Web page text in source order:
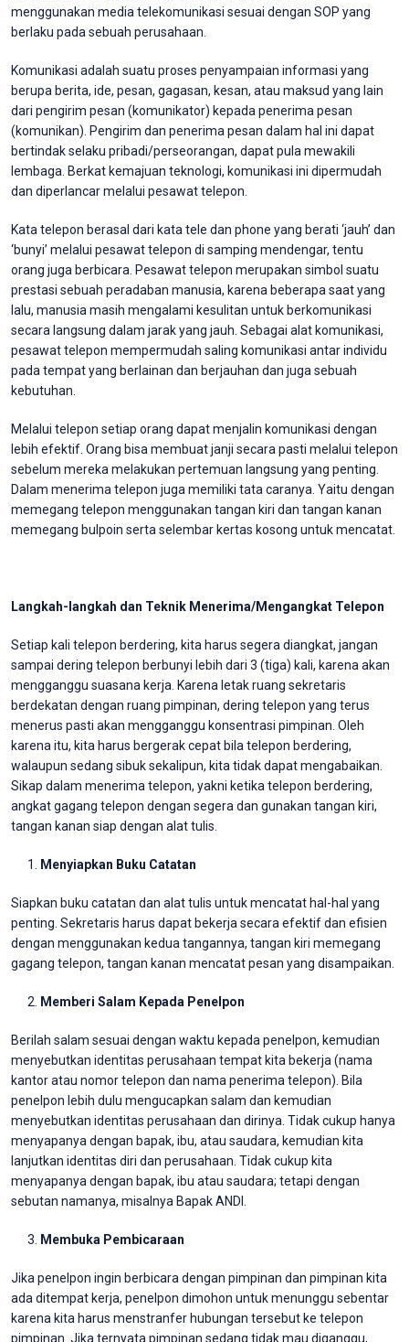
menggunakan media telekomunikasi sesuai dengan SOP yang
berlaku pada sebuah perusahaan.
Komunikasi adalah suatu proses penyampaian informasi yang
berupa berita, ide, pesan, gagasan, kesan, atau maksud yang lain
dari pengirim pesan (komunikator) kepada penerima pesan
(komunikan). Pengirim dan penerima pesan dalam hal ini dapat
bertindak selaku pribadi/perseorangan, dapat pula mewakili
lembaga. Berkat kemajuan teknologi, komunikasi ini dipermudah
dan diperlancar melalui pesawat telepon.
Kata telepon berasal dari kata tele dan phone yang berati ‘jauh’ dan
‘bunyi’ melalui pesawat telepon di samping mendengar, tentu
orang juga berbicara. Pesawat telepon merupakan simbol suatu
prestasi sebuah peradaban manusia, karena beberapa saat yang
lalu, manusia masih mengalami kesulitan untuk berkomunikasi
secara langsung dalam jarak yang jauh. Sebagai alat komunikasi,
pesawat telepon mempermudah saling komunikasi antar individu
pada tempat yang berlainan dan berjauhan dan juga sebuah
kebutuhan.
Melalui telepon setiap orang dapat menjalin komunikasi dengan
lebih efektif. Orang bisa membuat janji secara pasti melalui telepon
sebelum mereka melakukan pertemuan langsung yang penting.
Dalam menerima telepon juga memiliki tata caranya. Yaitu dengan
memegang telepon menggunakan tangan kiri dan tangan kanan
memegang bulpoin serta selembar kertas kosong untuk mencatat.
Langkah-langkah dan Teknik Menerima/Mengangkat Telepon
Setiap kali telepon berdering, kita harus segera diangkat, jangan
sampai dering telepon berbunyi lebih dari 3 (tiga) kali, karena akan
mengganggu suasana kerja. Karena letak ruang sekretaris
berdekatan dengan ruang pimpinan, dering telepon yang terus
menerus pasti akan mengganggu konsentrasi pimpinan. Oleh
karena itu, kita harus bergerak cepat bila telepon berdering,
walaupun sedang sibuk sekalipun, kita tidak dapat mengabaikan.
Sikap dalam menerima telepon, yakni ketika telepon berdering,
angkat gagang telepon dengan segera dan gunakan tangan kiri,
tangan kanan siap dengan alat tulis.
Menyiapkan Buku Catatan
Siapkan buku catatan dan alat tulis untuk mencatat hal-hal yang
penting. Sekretaris harus dapat bekerja secara efektif dan efisien
dengan menggunakan kedua tangannya, tangan kiri memegang
gagang telepon, tangan kanan mencatat pesan yang disampaikan.
Memberi Salam Kepada Penelpon
Berilah salam sesuai dengan waktu kepada penelpon, kemudian
menyebutkan identitas perusahaan tempat kita bekerja (nama
kantor atau nomor telepon dan nama penerima telepon). Bila
penelpon lebih dulu mengucapkan salam dan kemudian
menyebutkan identitas perusahaan dan dirinya. Tidak cukup hanya
menyapanya dengan bapak, ibu, atau saudara, kemudian kita
lanjutkan identitas diri dan perusahaan. Tidak cukup kita
menyapanya dengan bapak, ibu atau saudara; tetapi dengan
sebutan namanya, misalnya Bapak ANDI.
Membuka Pembicaraan
Jika penelpon ingin berbicara dengan pimpinan dan pimpinan kita
ada ditempat kerja, penelpon dimohon untuk menunggu sebentar
karena kita harus menstranfer hubungan tersebut ke telepon
pimpinan. Jika ternyata pimpinan sedang tidak mau diganggu,